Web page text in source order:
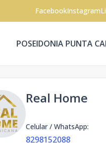
FacebookInstagram
POSEIDONIA PUNTA
Real Home
Celular / WhatsApp:
8298152088